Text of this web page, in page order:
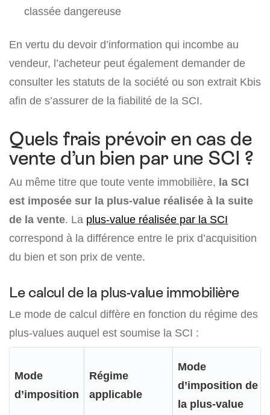
classée dangereuse
En vertu du devoir d’information qui incombe au
vendeur, l’acheteur peut également demander de
consulter les statuts de la société ou son extrait Kbis
afin de s’assurer de la fiabilité de la SCI.
Quels frais prévoir en cas de
vente d’un bien par une SCI ?
Au même titre que toute vente immobilière, la SCI
est imposée sur la plus-value réalisée à la suite
de la vente. La plus-value réalisée par la SCI
correspond à la différence entre le prix d’acquisition
du bien et son prix de vente.
Le calcul de la plus-value immobilière
Le mode de calcul diffère en fonction du régime des
plus-values auquel est soumise la SCI :
Mode
d’imposition
Régime
applicable
Mode
d’imposition de
la plus-value